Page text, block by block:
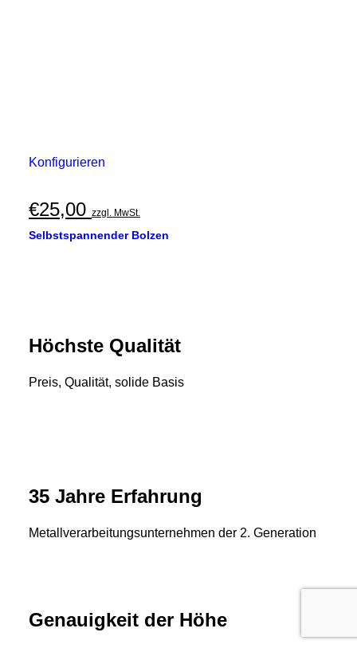
Konfigurieren
€25,00 zzgl. MwSt.
Selbstspannender Bolzen
Höchste Qualität
Preis, Qualität, solide Basis
35 Jahre Erfahrung
Metallverarbeitungsunternehmen der 2. Generation
Genauigkeit der Höhe